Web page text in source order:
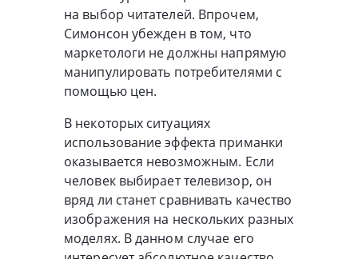
на выбор читателей. Впрочем,
Симонсон убежден в том, что
маркетологи не должны напрямую
манипулировать потребителями с
помощью цен.
В некоторых ситуациях
использование эффекта приманки
оказывается невозможным. Если
человек выбирает телевизор, он
вряд ли станет сравнивать качество
изображения на нескольких разных
моделях. В данном случае его